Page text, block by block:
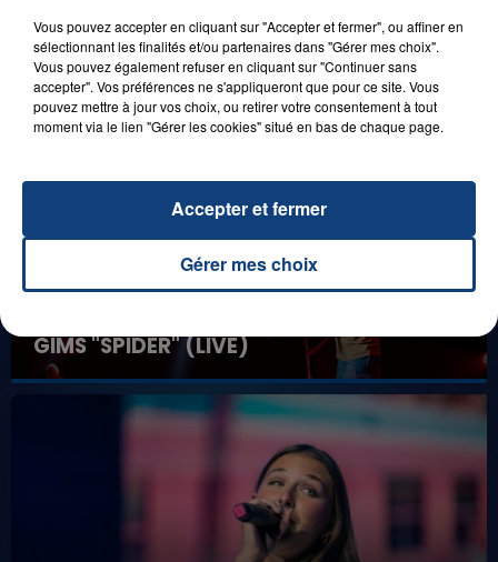
LES LIVES
GIMS "SPIDER" (LIVE)
Vous pouvez accepter en cliquant sur "Accepter et fermer", ou affiner en
sélectionnant les finalités et/ou partenaires dans "Gérer mes choix".
Vous pouvez également refuser en cliquant sur "Continuer sans
accepter". Vos préférences ne s'appliqueront que pour ce site. Vous
pouvez mettre à jour vos choix, ou retirer votre consentement à tout
moment via le lien "Gérer les cookies" situé en bas de chaque page.
Gérer mes choix
Accepter et fermer